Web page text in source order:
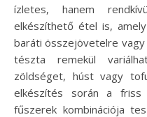
ízletes, hanem
elkészíthető étel is,
baráti összejövetelre
tészta remekül
zöldséget, húst vagy
elkészítés során a friss
fűszerek kombinációja